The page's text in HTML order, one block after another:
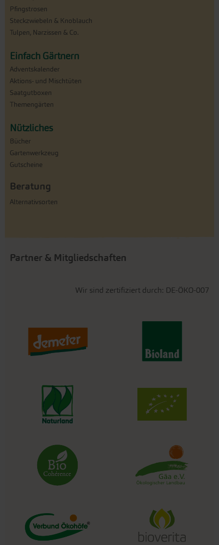
Pfingstrosen
Steckzwiebeln & Knoblauch
Tulpen, Narzissen & Co.
Einfach Gärtnern
Adventskalender
Aktions- und Mischtüten
Saatgutboxen
Themengärten
Nützliches
Bücher
Gartenwerkzeug
Gutscheine
Beratung
Alternativsorten
Partner & Mitgliedschaften
Wir sind zertifiziert durch: DE-ÖKO-007